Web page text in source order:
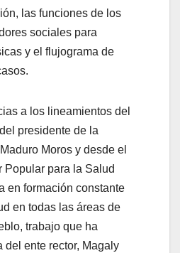
las funciones de los
sociales para
y el flujograma de
a los lineamientos del
presidente de la
Moros y desde el
Popular para la Salud
en formación constante
en todas las áreas de
trabajo que ha
del ente rector, Magaly